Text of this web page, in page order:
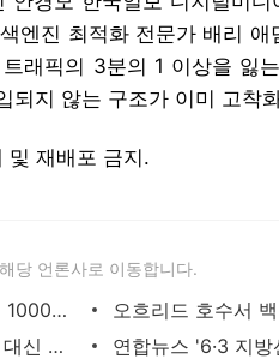
엔진 최적화 전문가 배리
래픽의 3분의 1 이상을 잃
되지 않는 구조가 이미 고착
재배포 금지.
해당 언론사로 이동합니다.
네이버 "AI탭, 출시 한 달만에 MAU 1000만명 돌파"
'경영난' JTBC, 토일드라마에 신작 대신 구작 편성 - 한국기자협회